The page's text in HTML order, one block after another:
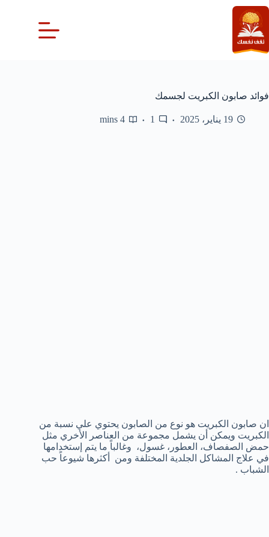
التجاوز
إلى
المحتوى
فوائد صابون الكبريت لجسمك
19 يناير، 2025 1
4 mins
ان صابون الكبريت هو نوع من الصابون يحتوي علي نسبة من
الكبريت ويمكن أن يشمل مجموعة من العناصر الأخري مثل
حمض الصفصاف، العطور، غسول، وغالباً ما يتم إستخدامها
في علاج المشاكل الجلدية المختلفة ومن أكثرها شيوعاً حب
الشباب .